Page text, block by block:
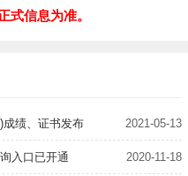
式信息为准。
成绩、证书发布 2021-05-13
入口已开通 2020-11-18